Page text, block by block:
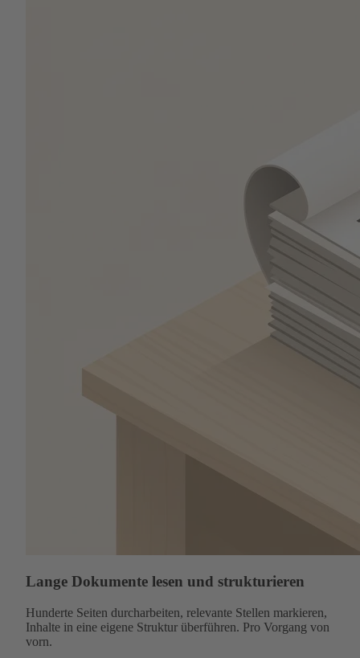
Lange Dokumente lesen und strukturieren
Hunderte Seiten durcharbeiten, relevante Stellen markieren,
Inhalte in eine eigene Struktur überführen. Pro Vorgang von
vorn.